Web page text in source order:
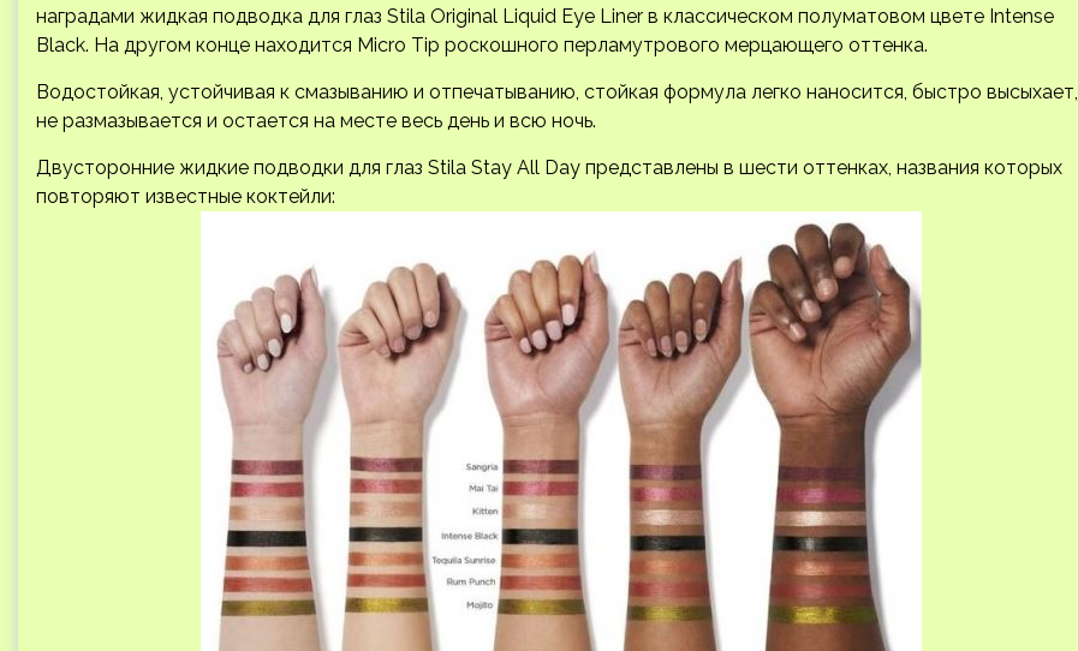
наградами жидкая подводка для глаз Stila Original Liquid Eye Liner в классическом полуматовом цвете Intense
Black. На другом конце находится Micro Tip роскошного перламутрового мерцающего оттенка.
Водостойкая, устойчивая к смазыванию и отпечатыванию, стойкая формула легко наносится, быстро высыхает,
не размазывается и остается на месте весь день и всю ночь.
Двусторонние жидкие подводки для глаз Stila Stay All Day представлены в шести оттенках, названия которых
повторяют известные коктейли: